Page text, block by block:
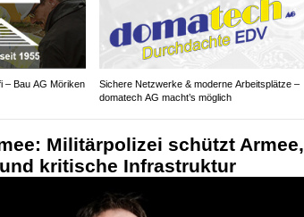
– Bau AG Möriken
Sichere Netzwerke & moderne Arbeitsplätze –
domatech AG macht’s möglich
Militärpolizei schützt Armee,
kritische Infrastruktur